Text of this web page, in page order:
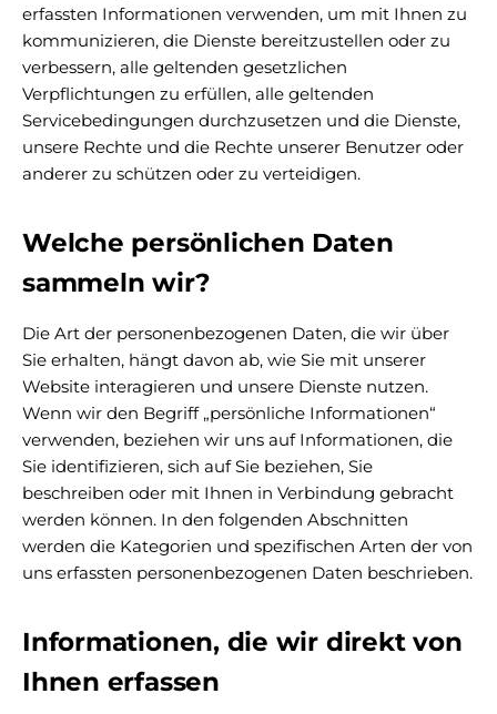
erfassten Informationen verwenden, um mit Ihnen zu
kommunizieren, die Dienste bereitzustellen oder zu
verbessern, alle geltenden gesetzlichen
Verpflichtungen zu erfüllen, alle geltenden
Servicebedingungen durchzusetzen und die Dienste,
unsere Rechte und die Rechte unserer Benutzer oder
anderer zu schützen oder zu verteidigen.
Welche persönlichen Daten
sammeln wir?
Die Art der personenbezogenen Daten, die wir über
Sie erhalten, hängt davon ab, wie Sie mit unserer
Website interagieren und unsere Dienste nutzen.
Wenn wir den Begriff „persönliche Informationen“
verwenden, beziehen wir uns auf Informationen, die
Sie identifizieren, sich auf Sie beziehen, Sie
beschreiben oder mit Ihnen in Verbindung gebracht
werden können. In den folgenden Abschnitten
werden die Kategorien und spezifischen Arten der von
uns erfassten personenbezogenen Daten beschrieben.
Informationen, die wir direkt von
Ihnen erfassen